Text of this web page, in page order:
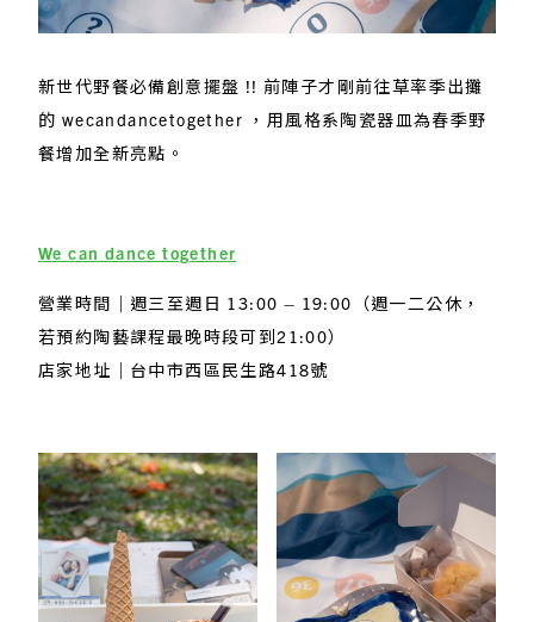
新世代野餐必備創意擺盤 !! 前陣子才剛前往草率季出攤
的 wecandancetogether ，用風格系陶瓷器皿為春季野
餐增加全新亮點。
We can dance together
營業時間｜週三至週日 13:00 – 19:00（週一二公休，
若預約陶藝課程最晚時段可到21:00）
店家地址｜台中市西區民生路418號